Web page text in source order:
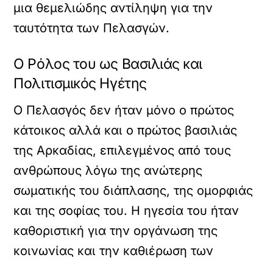
μια θεμελιώδης αντίληψη για την
ταυτότητα των Πελασγών.
Ο Ρόλος του ως Βασιλιάς και
Πολιτισμικός Ηγέτης
Ο Πελασγός δεν ήταν μόνο ο πρώτος
κάτοικος αλλά και ο πρώτος βασιλιάς
της Αρκαδίας, επιλεγμένος από τους
ανθρώπους λόγω της ανώτερης
σωματικής του διάπλασης, της ομορφιάς
και της σοφίας του. Η ηγεσία του ήταν
καθοριστική για την οργάνωση της
κοινωνίας και την καθιέρωση των